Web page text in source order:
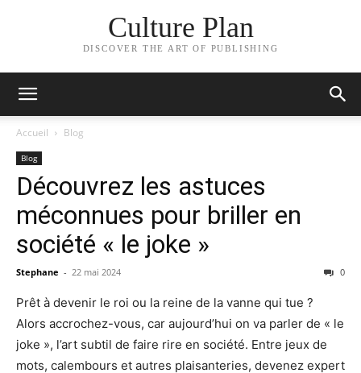
Culture Plan
DISCOVER THE ART OF PUBLISHING
Accueil Blog
Blog
Découvrez les astuces
méconnues pour briller en
société « le joke »
Stephane - 22 mai 2024 0
Prêt à devenir le roi ou la reine de la vanne qui tue ?
Alors accrochez-vous, car aujourd’hui on va parler de « le
joke », l’art subtil de faire rire en société. Entre jeux de
mots, calembours et autres plaisanteries, devenez expert